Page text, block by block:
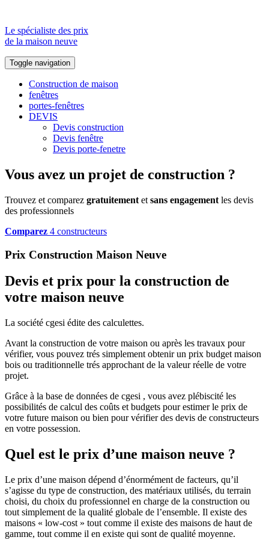
Le spécialiste des prix
de la maison neuve
Toggle navigation
Construction de maison
fenêtres
portes-fenêtres
DEVIS
Devis construction
Devis fenêtre
Devis porte-fenetre
Vous avez un projet de construction ?
Trouvez et comparez gratuitement et sans engagement les devis
des professionnels
Comparez 4 constructeurs
Prix Construction Maison Neuve
Devis et prix pour la construction de
votre maison neuve
La société cgesi édite des calculettes.
Avant la construction de votre maison ou après les travaux pour
vérifier, vous pouvez trés simplement obtenir un prix budget maison
bois ou traditionnelle trés approchant de la valeur réelle de votre
projet.
Grâce à la base de données de cgesi , vous avez plébiscité les
possibilités de calcul des coûts et budgets pour estimer le prix de
votre future maison ou bien pour vérifier des devis de constructeurs
en votre possession.
Quel est le prix d’une maison neuve ?
Le prix d’une maison dépend d’énormément de facteurs, qu’il
s’agisse du type de construction, des matériaux utilisés, du terrain
choisi, du choix du professionnel en charge de la construction ou
tout simplement de la qualité globale de l’ensemble. Il existe des
maisons « low-cost » tout comme il existe des maisons de haut de
gamme, tout comme il en existe qui sont de qualité moyenne.